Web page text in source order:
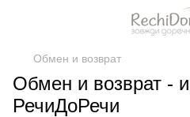
Обмен и возврат
Обмен и возврат -
РечиДоРечи